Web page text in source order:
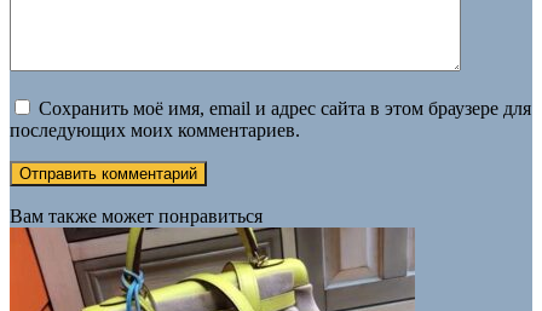
Сохранить моё имя, email и адрес сайта в этом браузере для
последующих моих комментариев.
Вам также может понравиться